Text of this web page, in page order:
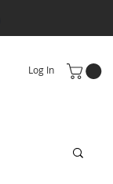
Log In